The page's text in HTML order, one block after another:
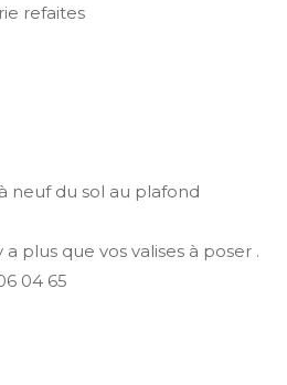
refaites
neuf du sol au plafond
plus que vos valises à poser .
04 65